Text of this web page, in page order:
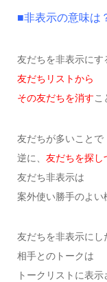
■非表示の意味は
友だちを非表示にす
友だちリストから
その友だちを消すこ
友だちが多いことで
逆に、 友だちを探し
友だち非表示は
案外使い勝手のよい
友だちを非表示にし
相手とのトークは
トークリストに表示